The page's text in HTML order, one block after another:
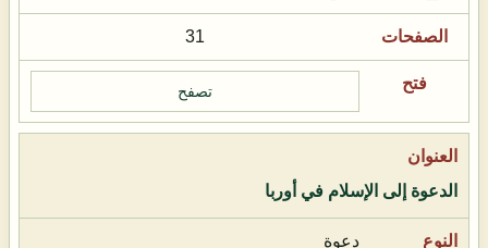
31
تصفح
الدعوة إلى الإسلام في أوربا
دعوة